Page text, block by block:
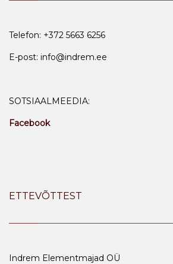
Telefon: +372 5663 6256
E-post: info@indrem.ee
SOTSIAALMEEDIA:
Facebook
ETTEVÕTTEST
Indrem Elementmajad OÜ